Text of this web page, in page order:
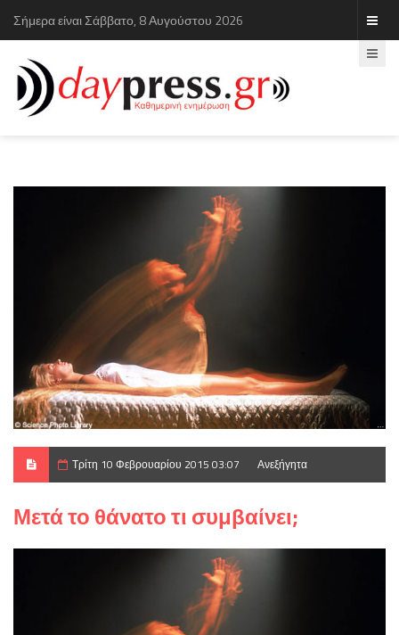
Σήμερα είναι Σάββατο, 8 Αυγούστου 2026
Τρίτη 10 Φεβρουαρίου 2015 03:07 Ανεξήγητα
Μετά το θάνατο τι συμβαίνει;